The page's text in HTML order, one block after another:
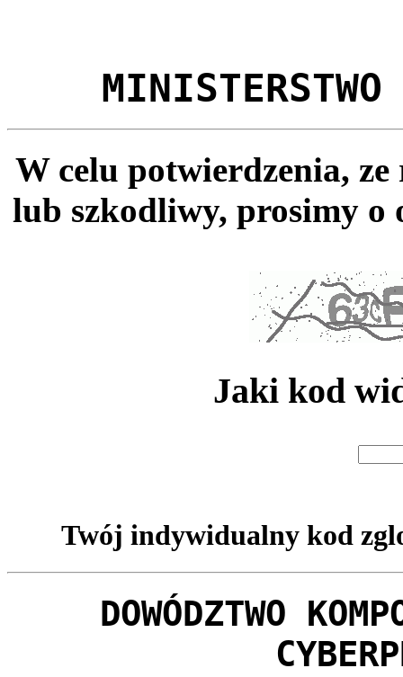
MINISTERSTWO
W celu potwierdzenia,
lub szkodliwy, prosimy o
Jaki kod
Twój indywidualny kod
DOWÓDZTWO